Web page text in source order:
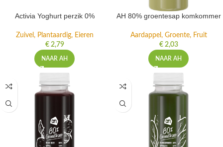
Activia Yoghurt perzik 0%
Zuivel, Plantaardig, Eieren
€2,79
NAAR AH
AH 80% groentesap komkommer
Aardappel, Groente, Fruit
€2,03
NAAR AH